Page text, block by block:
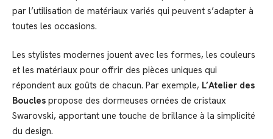
par l’utilisation de matériaux variés qui peuvent s’adapter à
toutes les occasions.
Les stylistes modernes jouent avec les formes, les couleurs
et les matériaux pour offrir des pièces uniques qui
répondent aux goûts de chacun. Par exemple, L’Atelier des
Boucles propose des dormeuses ornées de cristaux
Swarovski, apportant une touche de brillance à la simplicité
du design.